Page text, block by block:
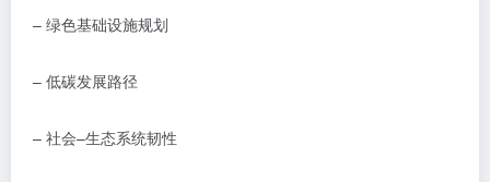
– 绿色基础设施规划
– 低碳发展路径
– 社会–生态系统韧性